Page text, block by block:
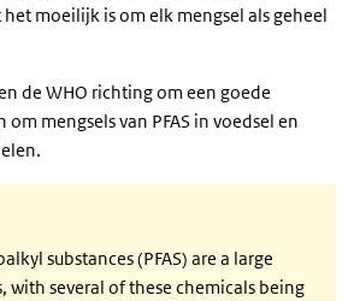
moeilijk is om elk mengsel als geheel
de WHO richting om een goede
mengsels van PFAS in voedsel en
substances (PFAS) are a large
with several of these chemicals being